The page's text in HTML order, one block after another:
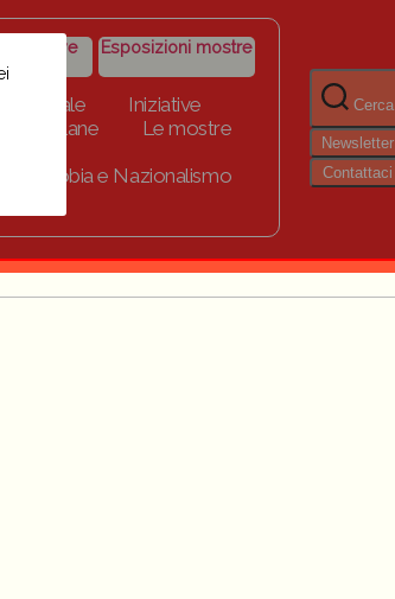
iniziative Esposizioni mostre
digitale
Iniziative
Collane
Le mostre
e Nazionalismo
Cerca
Newsletter
Contattaci